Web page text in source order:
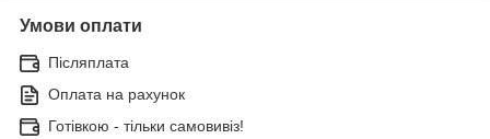
Умови оплати
Післяплата
Оплата на рахунок
Готівкою - тільки самовивіз!